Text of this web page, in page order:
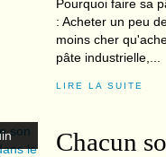
Pourquoi faire sa
: Acheter un peu
moins cher
pâte industrielle,...
LIRE LA SUITE
Chacun